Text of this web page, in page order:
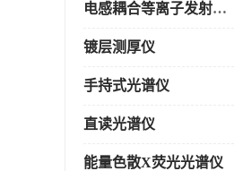
电感耦合等离子发射光谱仪
镀层测厚仪
手持式光谱仪
直读光谱仪
能量色散X荧光光谱仪